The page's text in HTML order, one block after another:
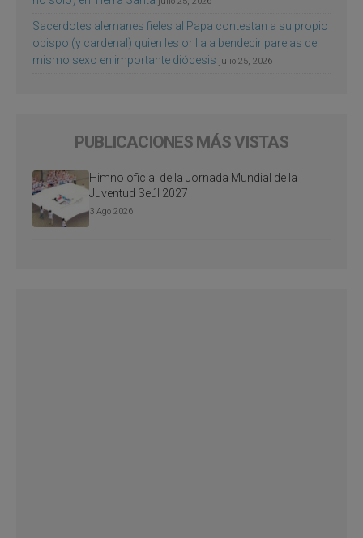
Sacerdotes alemanes fieles al Papa contestan a su propio
obispo (y cardenal) quien les orilla a bendecir parejas del
mismo sexo en importante diócesis julio 25, 2026
PUBLICACIONES MÁS VISTAS
Himno oficial de la Jornada Mundial de la
Juventud Seúl 2027
3 Ago 2026